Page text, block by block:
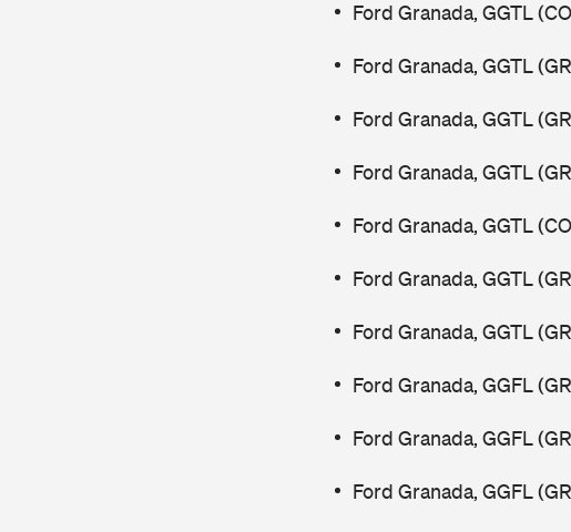
Ford Granada, GGTL
Ford Granada, GGTL
Ford Granada, GGTL
Ford Granada, GGTL
Ford Granada, GGTL
Ford Granada, GGTL
Ford Granada, GGTL
Ford Granada, GGFL
Ford Granada, GGFL
Ford Granada, GGFL